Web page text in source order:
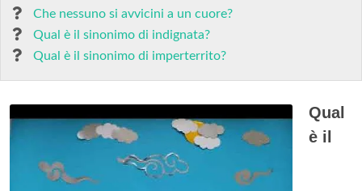
Che nessuno si avvicini a un cuore?
Qual è il sinonimo di indignata?
Qual è il sinonimo di imperterrito?
Qual
è il